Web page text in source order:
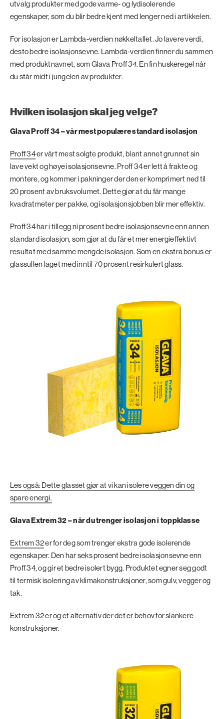
utvalg produkter med gode varme- og lydisolerende
egenskaper, som du blir bedre kjent med lenger ned i artikkelen.
For isolasjon er Lambda-verdien nøkkeltallet. Jo lavere verdi,
desto bedre isolasjonsevne. Lambda-verdien finner du sammen
med produktnavnet, som Glava Proff34. En fin huskeregel når
du står midt i jungelen av produkter.
Hvilken isolasjon skal jeg velge?
Glava Proff 34 – vår mest populære standard isolasjon
Proff 34er vårt mest solgte produkt, blant annet grunnet sin
lave vekt og høye isolasjonsevne. Proff 34 er lett å frakte og
montere, og kommer i pakninger der den er komprimert ned til
20 prosent av bruksvolumet. Dette gjør at du får mange
kvadratmeter per pakke, og isolasjonsjobben blir mer effektiv.
Proff 34 har i tillegg ni prosent bedre isolasjonsevne enn annen
standard isolasjon, som gjør at du får et mer energieffektivt
resultat med samme mengde isolasjon. Som en ekstra bonus er
glassullen laget med inntil 70 prosent resirkulert glass.
Les også: Dette glasset gjør at vi kan isolere veggen din og
spare energi.
Glava Extrem 32 – når du trenger isolasjon i toppklasse
Extrem 32er for deg som trenger ekstra gode isolerende
egenskaper. Den har seks prosent bedre isolasjonsevne enn
Proff 34, og gir et bedre isolert bygg. Produktet egner seg godt
til termisk isolering av klimakonstruksjoner, som gulv, vegger og
tak.
Extrem 32 er og et alternativ der det er behov for slankere
konstruksjoner.